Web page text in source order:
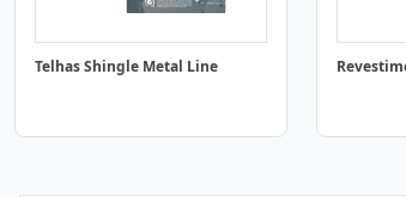
Telhas Shingle Metal Line